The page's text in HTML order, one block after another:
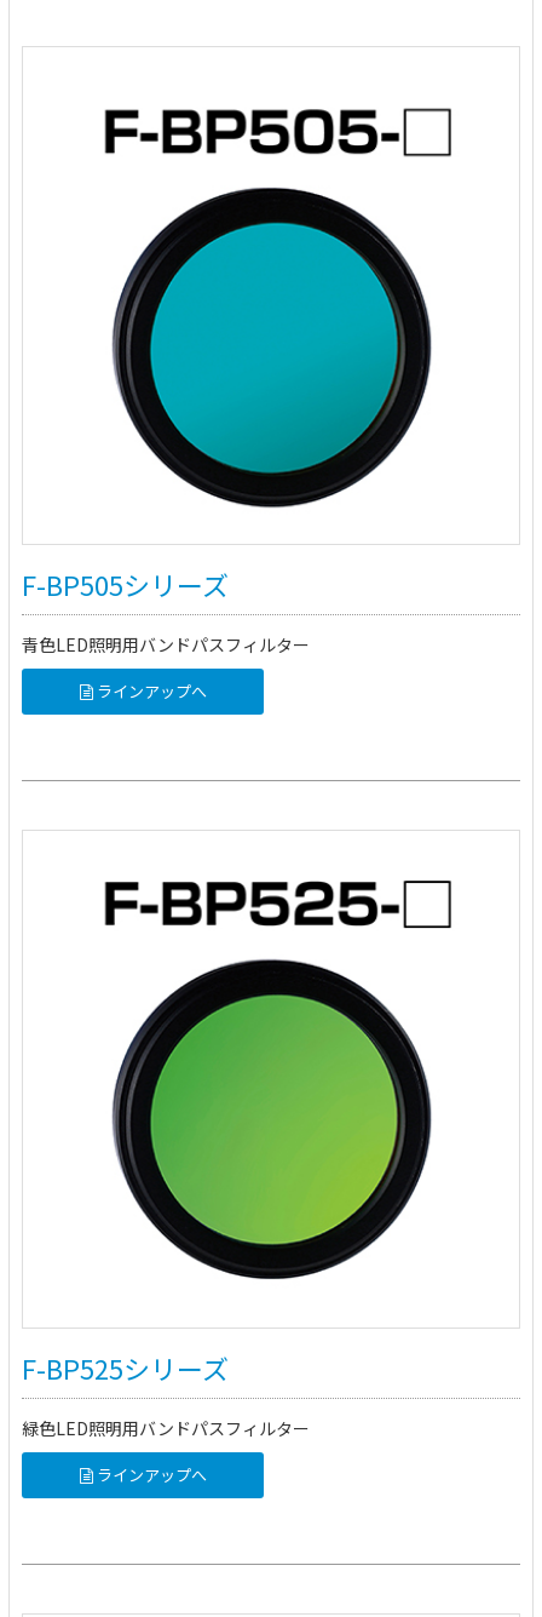
F-BP505シリーズ
青色LED照明用バンドパスフィルター
ラインアップへ
F-BP525シリーズ
緑色LED照明用バンドパスフィルター
ラインアップへ